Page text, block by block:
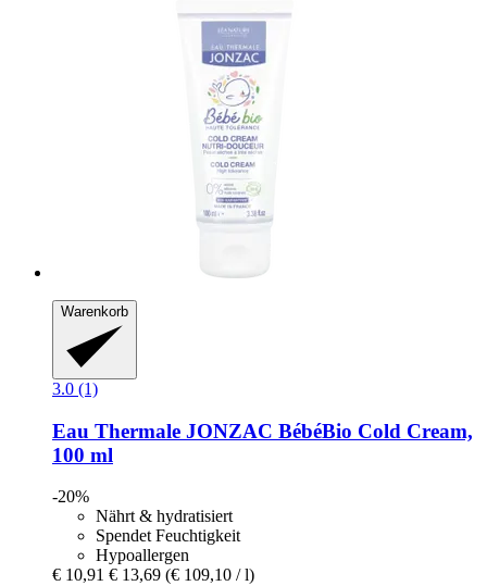
Warenkorb
3.0 (1)
Eau Thermale JONZAC BébéBio Cold Cream,
100 ml
-20%
Nährt & hydratisiert
Spendet Feuchtigkeit
Hypoallergen
€ 10,91 € 13,69 (€ 109,10 / l)